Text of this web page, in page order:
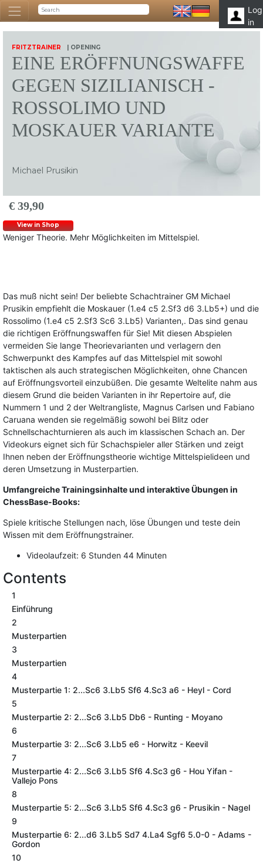
Log
in
FRITZTRAINER | OPENING
EINE ERÖFFNUNGSWAFFE
GEGEN SIZILIANISCH -
ROSSOLIMO UND
MOSKAUER VARIANTE
Michael Prusikin
€ 39,90
View in Shop
Weniger Theorie. Mehr Möglichkeiten im Mittelspiel.
Das muß nicht sein! Der beliebte Schachtrainer GM Michael
Prusikin empfiehlt die Moskauer (1.e4 c5 2.Sf3 d6 3.Lb5+) und die
Rossolimo (1.e4 c5 2.Sf3 Sc6 3.Lb5) Varianten,. Das sind genau
die richtigen Eröffnungswaffen für Sie! Mit diesen Abspielen
vermeiden Sie lange Theorievarianten und verlagern den
Schwerpunkt des Kampfes auf das Mittelspiel mit sowohl
taktischen als auch strategischen Möglichkeiten, ohne Chancen
auf Eröffnungsvorteil einzubüßen. Die gesamte Weltelite nahm aus
diesem Grund die beiden Varianten in ihr Repertoire auf, die
Nummern 1 und 2 der Weltrangliste, Magnus Carlsen und Fabiano
Caruana wenden sie regelmäßig sowohl bei Blitz oder
Schnellschachturnieren als auch im klassischen Schach an. Der
Videokurs eignet sich für Schachspieler aller Stärken und zeigt
Ihnen neben der Eröffnungstheorie wichtige Mittelspielideen und
deren Umsetzung in Musterpartien.
Umfangreiche Trainingsinhalte und interaktive Übungen in
ChessBase-Books:
Spiele kritische Stellungen nach, löse Übungen und teste dein
Wissen mit dem Eröffnungstrainer.
Videolaufzeit: 6 Stunden 44 Minuten
Contents
1
Einführung
2
Musterpartien
3
Musterpartien
4
Musterpartie 1: 2...Sc6 3.Lb5 Sf6 4.Sc3 a6 - Heyl - Cord
5
Musterpartie 2: 2...Sc6 3.Lb5 Db6 - Runting - Moyano
6
Musterpartie 3: 2...Sc6 3.Lb5 e6 - Horwitz - Keevil
7
Musterpartie 4: 2...Sc6 3.Lb5 Sf6 4.Sc3 g6 - Hou Yifan -
Vallejo Pons
8
Musterpartie 5: 2...Sc6 3.Lb5 Sf6 4.Sc3 g6 - Prusikin - Nagel
9
Musterpartie 6: 2...d6 3.Lb5 Sd7 4.La4 Sgf6 5.0-0 - Adams -
Gordon
10